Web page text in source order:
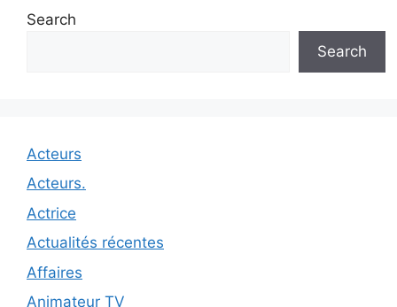
Search
Search
Acteurs
Acteurs.
Actrice
Actualités récentes
Affaires
Animateur TV